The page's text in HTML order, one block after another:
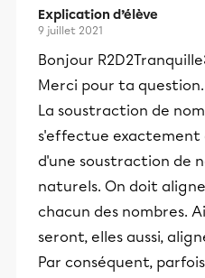
Explication d’élève
9 juillet 2021
Bonjour
Merci pour ta question.
La soustraction de
s'effectue exactement
d'une soustraction de
naturels. On doit
chacun des nombres.
seront, elles aussi,
Par conséquent,